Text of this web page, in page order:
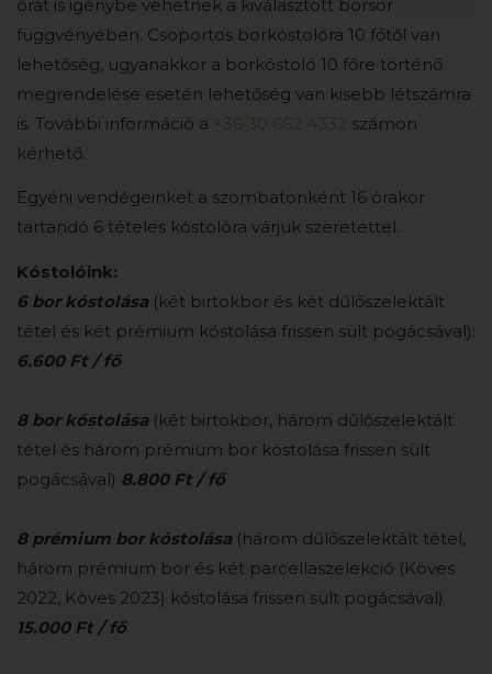
órát is igénybe vehetnek a kiválasztott borsor
függvényében. Csoportos borkóstolóra 10 főtől van
lehetőség, ugyanakkor a borkóstoló 10 főre történő
megrendelése esetén lehetőség van kisebb létszámra
is. További információ a +36 30 662 4332 számon
kérhető.
Egyéni vendégeinket a szombatonként 16 órakor
tartandó 6 tételes kóstolóra várjuk szeretettel.
Kóstolóink:
6 bor kóstolása (két birtokbor és két dűlőszelektált
tétel és két prémium kóstolása frissen sült pogácsával):
6.600 Ft / fő
8 bor kóstolása (két birtokbor, három dűlőszelektált
tétel és három prémium bor kóstolása frissen sült
pogácsával) 8.800 Ft / fő
8 prémium bor kóstolása (három dűlőszelektált tétel,
három prémium bor és két parcellaszelekció (Köves
2022, Köves 2023) kóstolása frissen sült pogácsával)
15.000 Ft / fő